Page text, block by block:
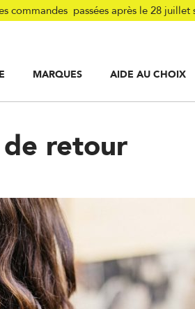
commandes passées après le 28
MARQUES AIDE AU CHOIX
retour